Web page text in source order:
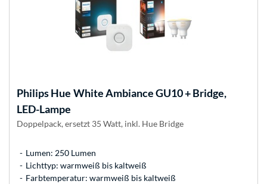
Philips Hue White Ambiance GU10 + Bridge,
LED-Lampe
Doppelpack, ersetzt 35 Watt, inkl. Hue Bridge
Lumen: 250 Lumen
Lichttyp: warmweiß bis kaltweiß
Farbtemperatur: warmweiß bis kaltweiß